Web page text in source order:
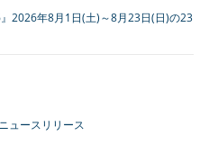
2026年8月1日(土)～8月23日(日)の23
ニュースリリース